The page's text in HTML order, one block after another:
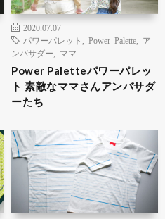
2020.07.07
パワーパレット
Power Palette
ア
ンバサダー
ママ
Power Paletteパワーパレッ
ト 素敵なママさんアンバサダ
ーたち